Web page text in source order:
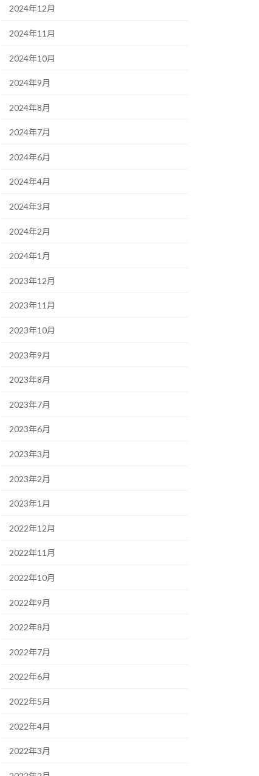
2024年12月
2024年11月
2024年10月
2024年9月
2024年8月
2024年7月
2024年6月
2024年4月
2024年3月
2024年2月
2024年1月
2023年12月
2023年11月
2023年10月
2023年9月
2023年8月
2023年7月
2023年6月
2023年3月
2023年2月
2023年1月
2022年12月
2022年11月
2022年10月
2022年9月
2022年8月
2022年7月
2022年6月
2022年5月
2022年4月
2022年3月